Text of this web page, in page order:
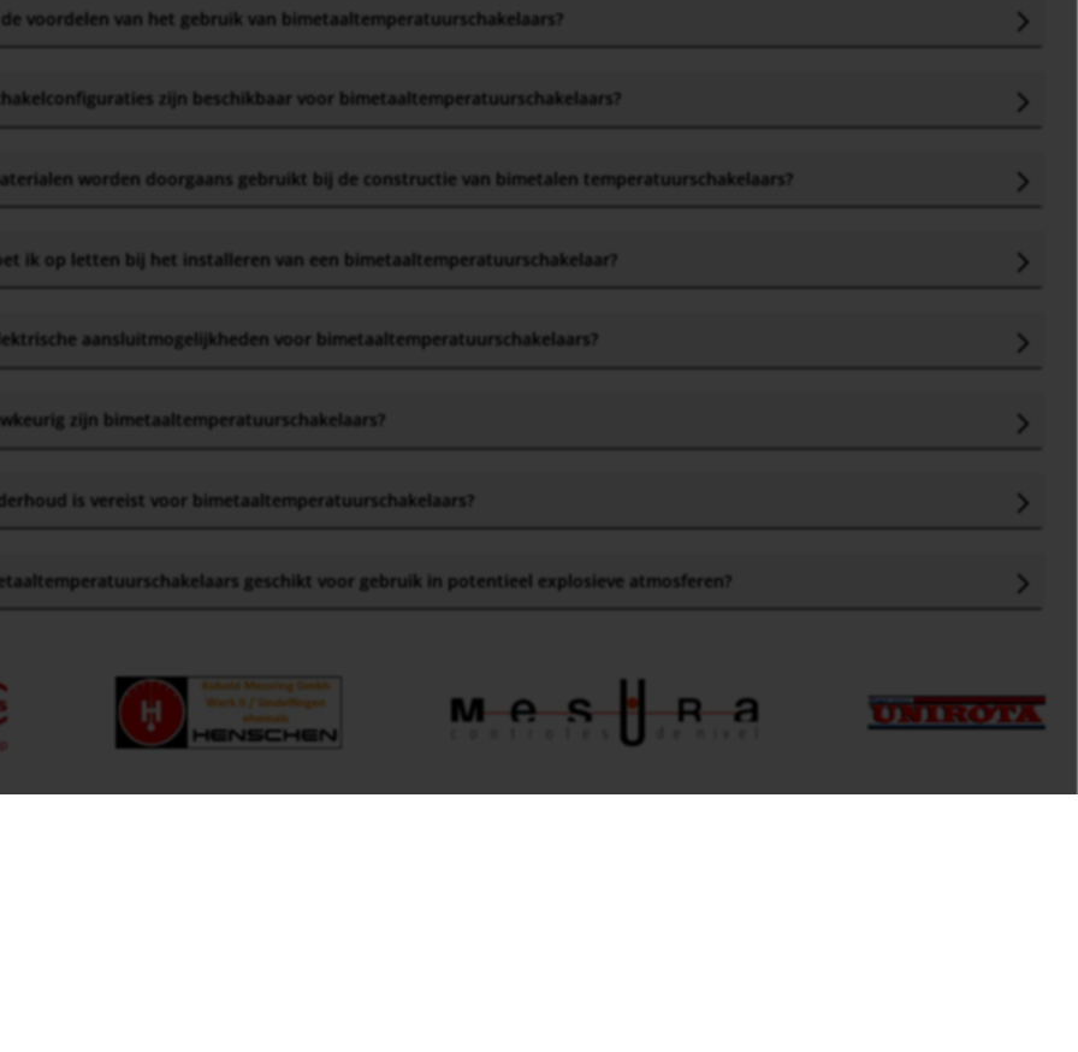
voordelen van het gebruik van bimetaaltemperatuurschakelaars?
zijn beschikbaar voor bimetaaltemperatuurschakelaars?
worden doorgaans gebruikt bij de constructie van bimetalen temperatuurschakelaars?
ik op letten bij het installeren van een bimetaaltemperatuurschakelaar?
aansluitmogelijkheden voor bimetaaltemperatuurschakelaars ?
zijn bimetaaltemperatuurschakelaars ?
is vereist voor bimetaaltemperatuurschakelaars?
geschikt voor gebruik in potentieel explosieve atmosferen?